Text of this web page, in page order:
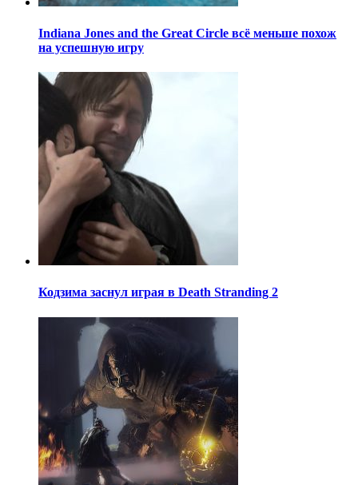
Indiana Jones and the Great Circle всё меньше похож
на успешную игру
Кодзима заснул играя в Death Stranding 2